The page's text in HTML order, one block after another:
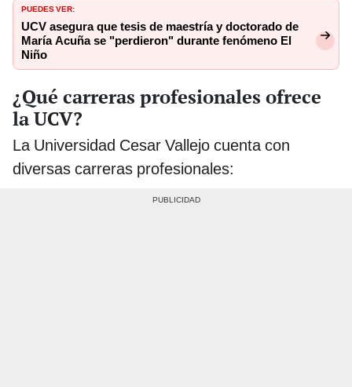
PUEDES VER:
UCV asegura que tesis de maestría y doctorado de
María Acuña se "perdieron" durante fenómeno El
Niño
¿Qué carreras profesionales ofrece
la UCV?
La Universidad Cesar Vallejo cuenta con
diversas carreras profesionales: